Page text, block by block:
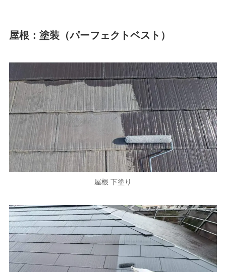
屋根：塗装（パーフェクトベスト）
屋根 下塗り